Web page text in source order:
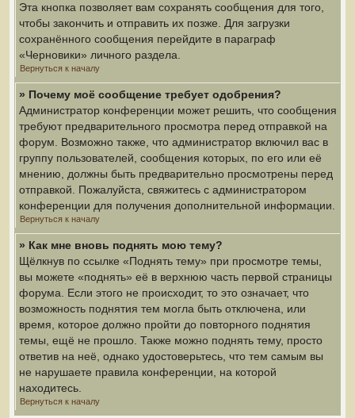
Эта кнопка позволяет вам сохранять сообщения для того,
чтобы закончить и отправить их позже. Для загрузки
сохранённого сообщения перейдите в параграф
«Черновики» личного раздела.
Вернуться к началу
» Почему моё сообщение требует одобрения?
Администратор конференции может решить, что сообщения
требуют предварительного просмотра перед отправкой на
форум. Возможно также, что администратор включил вас в
группу пользователей, сообщения которых, по его или её
мнению, должны быть предварительно просмотрены перед
отправкой. Пожалуйста, свяжитесь с администратором
конференции для получения дополнительной информации.
Вернуться к началу
» Как мне вновь поднять мою тему?
Щёлкнув по ссылке «Поднять тему» при просмотре темы,
вы можете «поднять» её в верхнюю часть первой страницы
форума. Если этого не происходит, то это означает, что
возможность поднятия тем могла быть отключена, или
время, которое должно пройти до повторного поднятия
темы, ещё не прошло. Также можно поднять тему, просто
ответив на неё, однако удостоверьтесь, что тем самым вы
не нарушаете правила конференции, на которой
находитесь.
Вернуться к началу